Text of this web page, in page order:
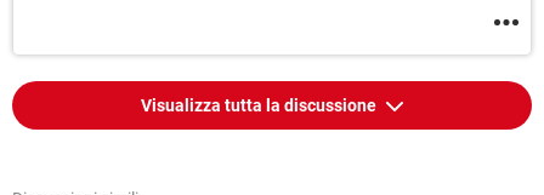
Visualizza tutta la discussione